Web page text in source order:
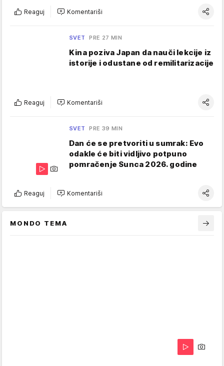
Reaguj Komentariši
SVET PRE 27 MIN
Kina poziva Japan da nauči lekcije iz
istorije i odustane od remilitarizacije
Reaguj Komentariši
SVET PRE 39 MIN
Dan će se pretvoriti u sumrak: Evo
odakle će biti vidljivo potpuno
pomračenje Sunca 2026. godine
Reaguj Komentariši
MONDO TEMA